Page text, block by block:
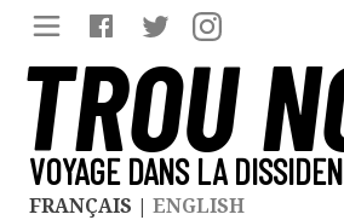
TROU
VOYAGE DANS LA
FRANÇAIS | ENGLISH